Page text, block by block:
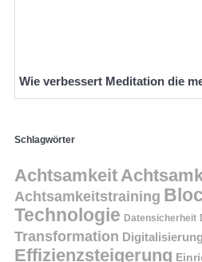
Wie verbessert Meditation die
Schlagwörter
Achtsamkeit
Achtsamkeitstraining
Technologie Datensicherheit
Transformation Digitalisierung
Effizienzsteigerung